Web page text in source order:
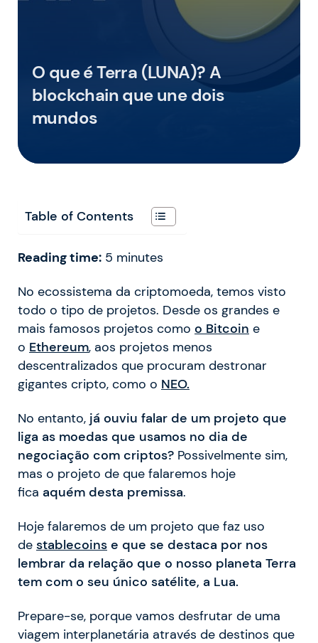
O que é Terra (LUNA)? A
blockchain que une dois
mundos
Table of Contents
Reading time: 5 minutes
No ecossistema da criptomoeda, temos visto
todo o tipo de projetos. Desde os grandes e
mais famosos projetos como o Bitcoin e
o Ethereum, aos projetos menos
descentralizados que procuram destronar
gigantes cripto, como o NEO.
No entanto, já ouviu falar de um projeto que
liga as moedas que usamos no dia de
negociação com criptos? Possivelmente sim,
mas o projeto de que falaremos hoje
fica aquém desta premissa.
Hoje falaremos de um projeto que faz uso
de stablecoins e que se destaca por nos
lembrar da relação que o nosso planeta Terra
tem com o seu único satélite, a Lua.
Prepare-se, porque vamos desfrutar de uma
viagem interplanetária através de destinos que